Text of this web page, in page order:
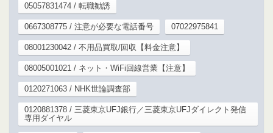
05057831474 / 転職勧誘
0667308775 / 注意が必要な電話番号 07022975841
08001230042 / 不用品買取/回収【料金注意】
08005001021 / ネット・WiFi回線営業【注意】
0120271063 / NHK世論調査部
0120881378 / 三菱東京UFJ銀行／三菱東京UFJダイレクト発信
専用ダイヤル